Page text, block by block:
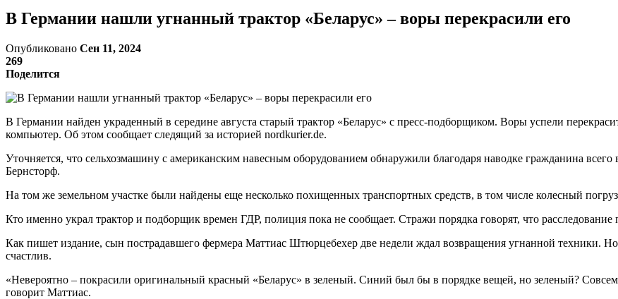
В Германии нашли угнанный трактор «Беларус» – воры перекрасили его
Опубликовано Сен 11, 2024
269
Поделится
В Германии найден украденный в середине августа старый трактор «Беларус» с пресс-подборщиком. Воры успели
компьютер. Об этом сообщает следящий за историей nordkurier.de.
Уточняется, что сельхозмашину с американским навесным оборудованием обнаружили благодаря наводке гражданина
Бернсторф.
На том же земельном участке были найдены еще несколько похищенных транспортных средств, в том числе колесный
Кто именно украл трактор и подборщик времен ГДР, полиция пока не сообщает. Стражи порядка говорят, что расследование
Как пишет издание, сын пострадавшего фермера Маттиас Штюрцебехер две недели ждал возвращения угнанной техники.
счастлив.
«Невероятно – покрасили оригинальный красный «Беларус» в зеленый. Синий был бы в порядке вещей, но зеленый?
говорит Маттиас.